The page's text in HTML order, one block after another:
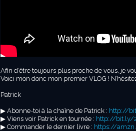
Afin d’être toujours plus proche de vous, je
Voici mon donc mon premier VLOG !
Patrick
▶︎ Abonne-toi à la chaîne de Patrick : http://
▶︎ Viens voir Patrick en tournée : http://bit.ly/
▶︎ Commander le dernier livre : https://